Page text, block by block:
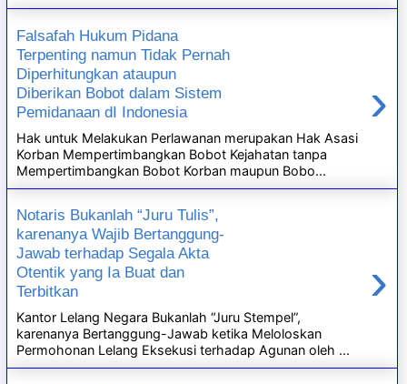
Falsafah Hukum Pidana
Terpenting namun Tidak Pernah
Diperhitungkan ataupun
Diberikan Bobot dalam Sistem
Pemidanaan dI Indonesia
›
Hak untuk Melakukan Perlawanan merupakan Hak Asasi
Korban Mempertimbangkan Bobot Kejahatan tanpa
Mempertimbangkan Bobot Korban maupun Bobo...
Notaris Bukanlah “Juru Tulis”,
karenanya Wajib Bertanggung-
Jawab terhadap Segala Akta
Otentik yang Ia Buat dan
Terbitkan
›
Kantor Lelang Negara Bukanlah “Juru Stempel”,
karenanya Bertanggung-Jawab ketika Meloloskan
Permohonan Lelang Eksekusi terhadap Agunan oleh ...